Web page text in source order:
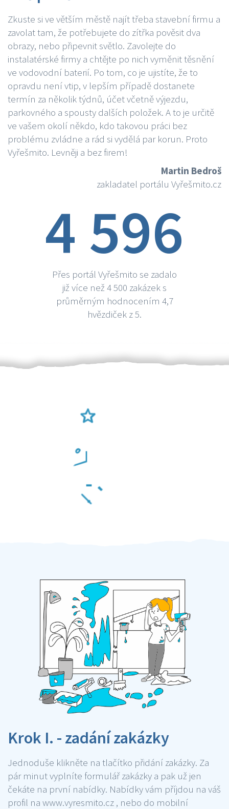
Zkuste si ve větším městě najít třeba stavební firmu a
zavolat tam, že potřebujete do zítřka pověsit dva
obrazy, nebo připevnit světlo. Zavolejte do
instalatérské firmy a chtějte po nich vyměnit těsnění
ve vodovodní baterií. Po tom, co je ujistíte, že to
opravdu není vtip, v lepším případě dostanete
termín za několik týdnů, účet včetně výjezdu,
parkovného a spousty dalších položek. A to je určitě
ve vašem okolí někdo, kdo takovou práci bez
problému zvládne a rád si vydělá par korun. Proto
Vyřešmito. Levněji a bez firem!
Martin Bedroš
zakladatel portálu Vyřešmito.cz
4 596
Přes portál Vyřešmito se zadalo
již více než 4 500 zakázek s
průměrným hodnocením 4,7
hvězdiček z 5.
Krok I. - zadání zakázky
Jednoduše klikněte na tlačítko přidání zakázky. Za
pár minut vyplníte formulář zakázky a pak už jen
čekáte na první nabídky. Nabídky vám příjdou na váš
profil na www.vyresmito.cz , nebo do mobilní